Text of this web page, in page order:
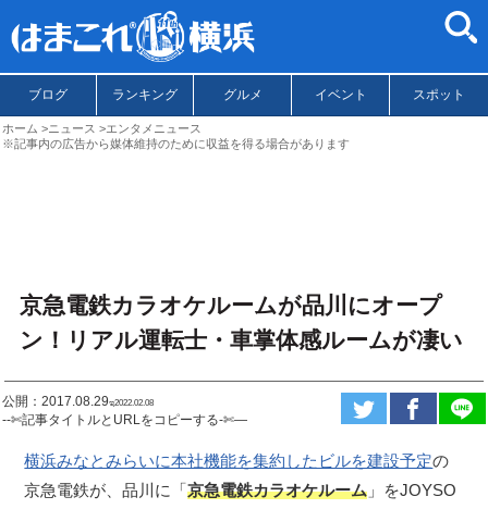
ブログ ランキング グルメ イベント スポット
ホーム ニュース
エンタメニュース
※記事内の広告から媒体維持のために収益を得る場合があります
京急電鉄カラオケルームが品川にオープ
ン！リアル運転士・車掌体感ルームが凄い
公開：2017.08.29ಇ2022.02.08
--✄記事タイトルとURLをコピーする-✄—
横浜みなとみらいに本社機能を集約したビルを建設予定の
京急電鉄が、品川に「京急電鉄カラオケルーム 」をJOYSO